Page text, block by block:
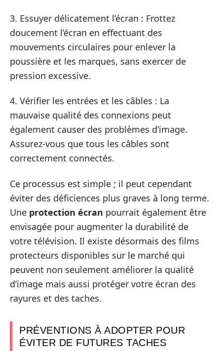
3. Essuyer délicatement l’écran : Frottez
doucement l’écran en effectuant des
mouvements circulaires pour enlever la
poussière et les marques, sans exercer de
pression excessive.
4. Vérifier les entrées et les câbles : La
mauvaise qualité des connexions peut
également causer des problèmes d’image.
Assurez-vous que tous les câbles sont
correctement connectés.
Ce processus est simple ; il peut cependant
éviter des déficiences plus graves à long terme.
Une protection écran pourrait également être
envisagée pour augmenter la durabilité de
votre télévision. Il existe désormais des films
protecteurs disponibles sur le marché qui
peuvent non seulement améliorer la qualité
d’image mais aussi protéger votre écran des
rayures et des taches.
PRÉVENTIONS À ADOPTER POUR
ÉVITER DE FUTURES TACHES